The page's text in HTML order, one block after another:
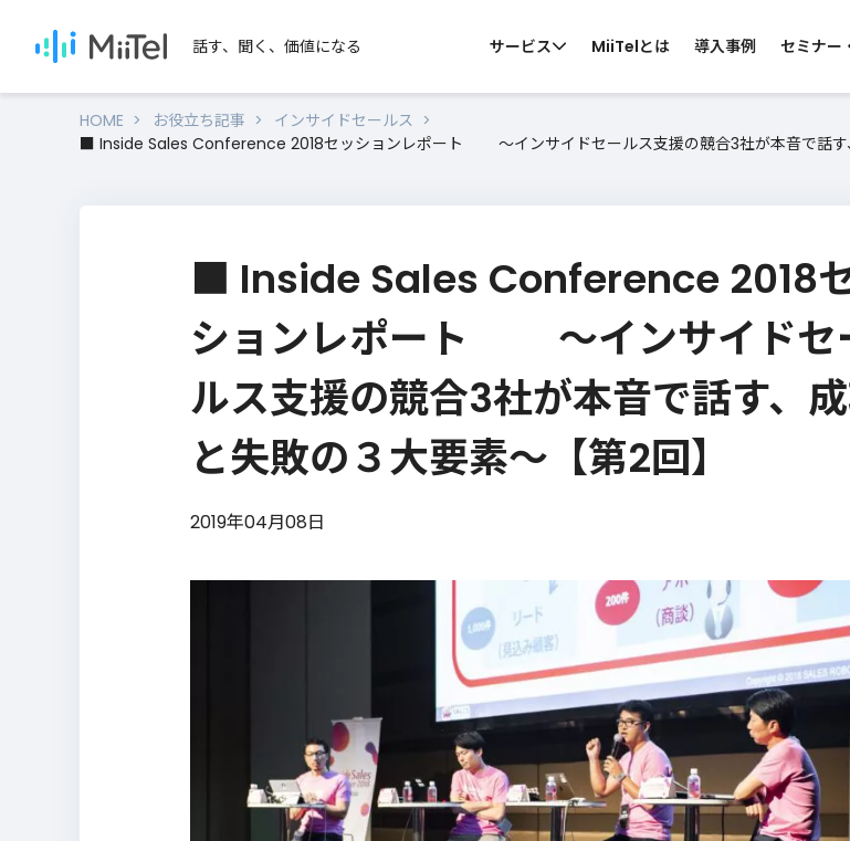
話す、聞く、価値になる サービス
SERVICES
MiiTel Meetings
MiiTel RecPod
MiiTel Call Center
MiiTel Incoming
Webhook
SEARCH by CATEGORY
テレアポ・営業電話
オンライン会議
対面営業・窓口業務
スーパーバイザー支援
カスハラ対策
MiiTelとは 導入事例 セミナー
営業ノウハウを学びたい
電話営業・インサイドセールのノウハウ
MiiTelのサービスについて知りた
各サービスの機能、導入効果などの
HOME お役立ち記事
インサイドセールス
■ Inside Sales Conference 2018セッションレポート 〜インサイドセールス支援の競合3社が本音で話す
■ Inside Sales Conference 2018
ションレポート 〜インサイドセ
ルス支援の競合3社が本音で話す、
と失敗の３大要素〜【第2回】
2019年04月08日